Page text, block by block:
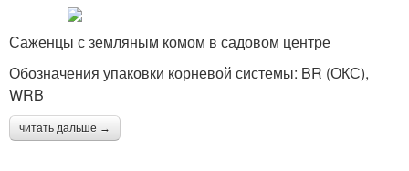
Саженцы с земляным комом в садовом центре
Обозначения упаковки корневой системы: BR (ОКС),
WRB
читать дальше →